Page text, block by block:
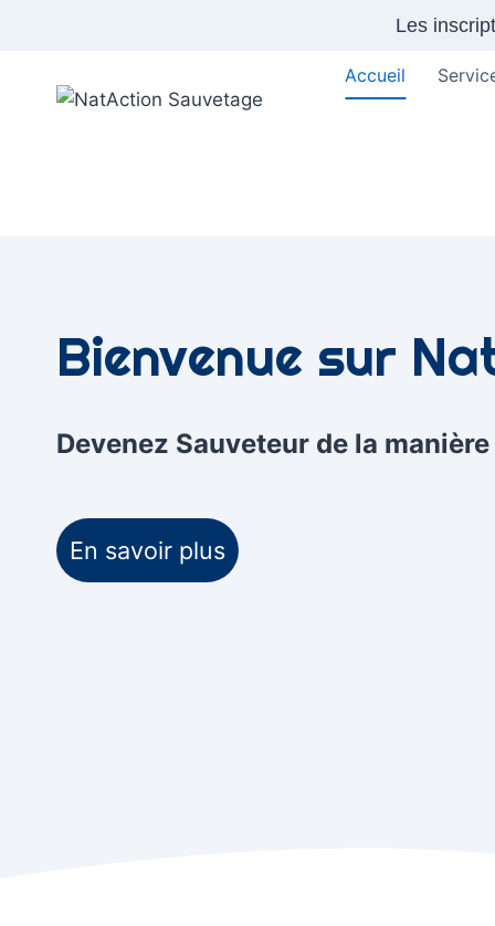
Les
Accueil
Bienvenue sur
Devenez Sauveteur de la
En savoir plus